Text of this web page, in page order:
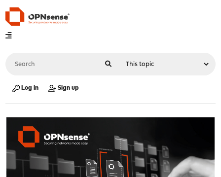
Log in Sign up